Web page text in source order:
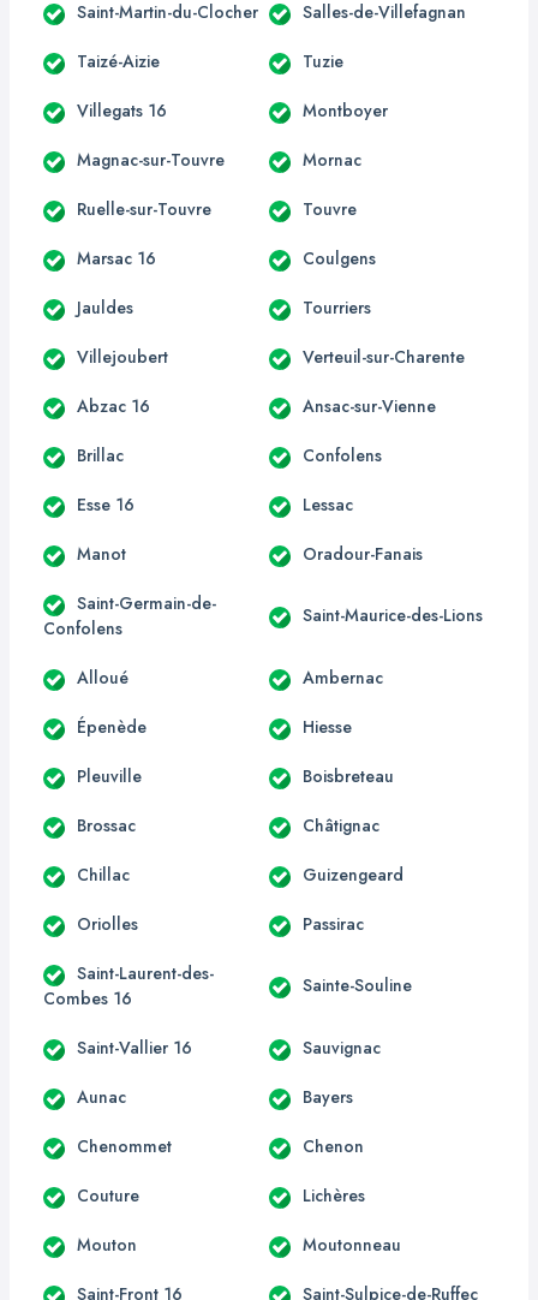
Saint-Martin-du-Clocher Salles-de-Villefagnan
Taizé-Aizie Tuzie
Villegats 16 Montboyer
Magnac-sur-Touvre Mornac
Ruelle-sur-Touvre Touvre
Marsac 16 Coulgens
Jauldes Tourriers
Villejoubert Verteuil-sur-Charente
Abzac 16 Ansac-sur-Vienne
Brillac Confolens
Esse 16 Lessac
Manot Oradour-Fanais
Saint-Germain-de-
Confolens
Saint-Maurice-des-Lions
Alloué Ambernac
Épenède Hiesse
Pleuville Boisbreteau
Brossac Châtignac
Chillac Guizengeard
Oriolles Passirac
Saint-Laurent-des-
Combes 16
Sainte-Souline
Saint-Vallier 16 Sauvignac
Aunac Bayers
Chenommet Chenon
Couture Lichères
Mouton Moutonneau
Saint-Front 16 Saint-Sulpice-de-Ruffec